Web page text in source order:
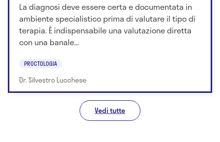
La diagnosi deve essere certa e documentata in
ambiente specialistico prima di valutare il tipo di
terapia. È indispensabile una valutazione diretta
con una banale...
PROCTOLOGIA
Dr. Silvestro Lucchese
Vedi tutte